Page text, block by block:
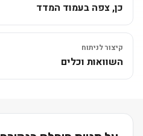
כן, צפה בעמוד המדד
קיצור לניתוח
השוואות וכלים